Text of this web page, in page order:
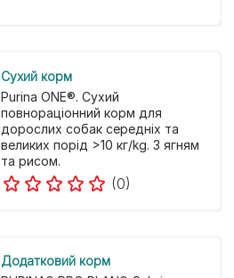
Cухий корм
Purina ONE®. Сухий
повнораціонний корм для
дорослих собак середніх та
великих порід >10 кг/kg. З ягням
та рисом.
(0)
Додатковий корм